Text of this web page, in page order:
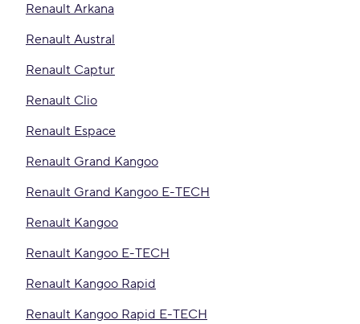
Renault Arkana
Renault Austral
Renault Captur
Renault Clio
Renault Espace
Renault Grand Kangoo
Renault Grand Kangoo E-TECH
Renault Kangoo
Renault Kangoo E-TECH
Renault Kangoo Rapid
Renault Kangoo Rapid E-TECH